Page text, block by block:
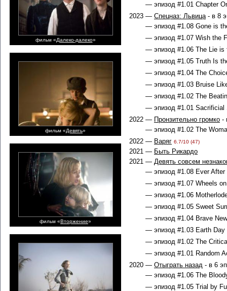
фильм «Далеко-далеко»
фильм «Девять»
фильм «Вторжение»
— эпизод #1.01 Chapter
2023 — Спецназ: Львица- в 8
— эпизод #1.08 Gone is
— эпизод #1.07 Wish the
— эпизод #1.06 The Lie is
— эпизод #1.05 Truth Is
— эпизод #1.04 The
— эпизод #1.03 Bruise
— эпизод #1.02 The
— эпизод #1.01 Sacrificial
2022 — Пронзительно громко -
— эпизод #1.02 The
2022 — Варяг 6.7/10 (47)
2021 — Быть Рикардо
2021 — Девять совсем
— эпизод #1.08 Ever After
— эпизод #1.07 Wheels
— эпизод #1.06
— эпизод #1.05 Sweet
— эпизод #1.04 Brave
— эпизод #1.03 Earth Day
— эпизод #1.02 The
— эпизод #1.01 Random
2020 — Отыграть назад - в 6
— эпизод #1.06 The
— эпизод #1.05 Trial by